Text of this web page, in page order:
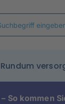
Rundum
So kommen